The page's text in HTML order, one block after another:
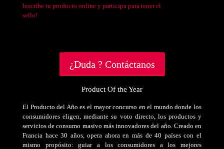
Inscribe tu producto online y participa para tener el
sello!
¿Duda ? Contáctanos
Product Of the Year
El Producto del Año es el mayor concurso en el mundo donde los
consumidores eligen, mediante su voto directo, los productos y
servicios de consumo masivo más innovadores del año. Creado en
Francia hace 30 años, opera ahora en más de 40 países con el
mismo propósito: guiar a los consumidores a los mejores